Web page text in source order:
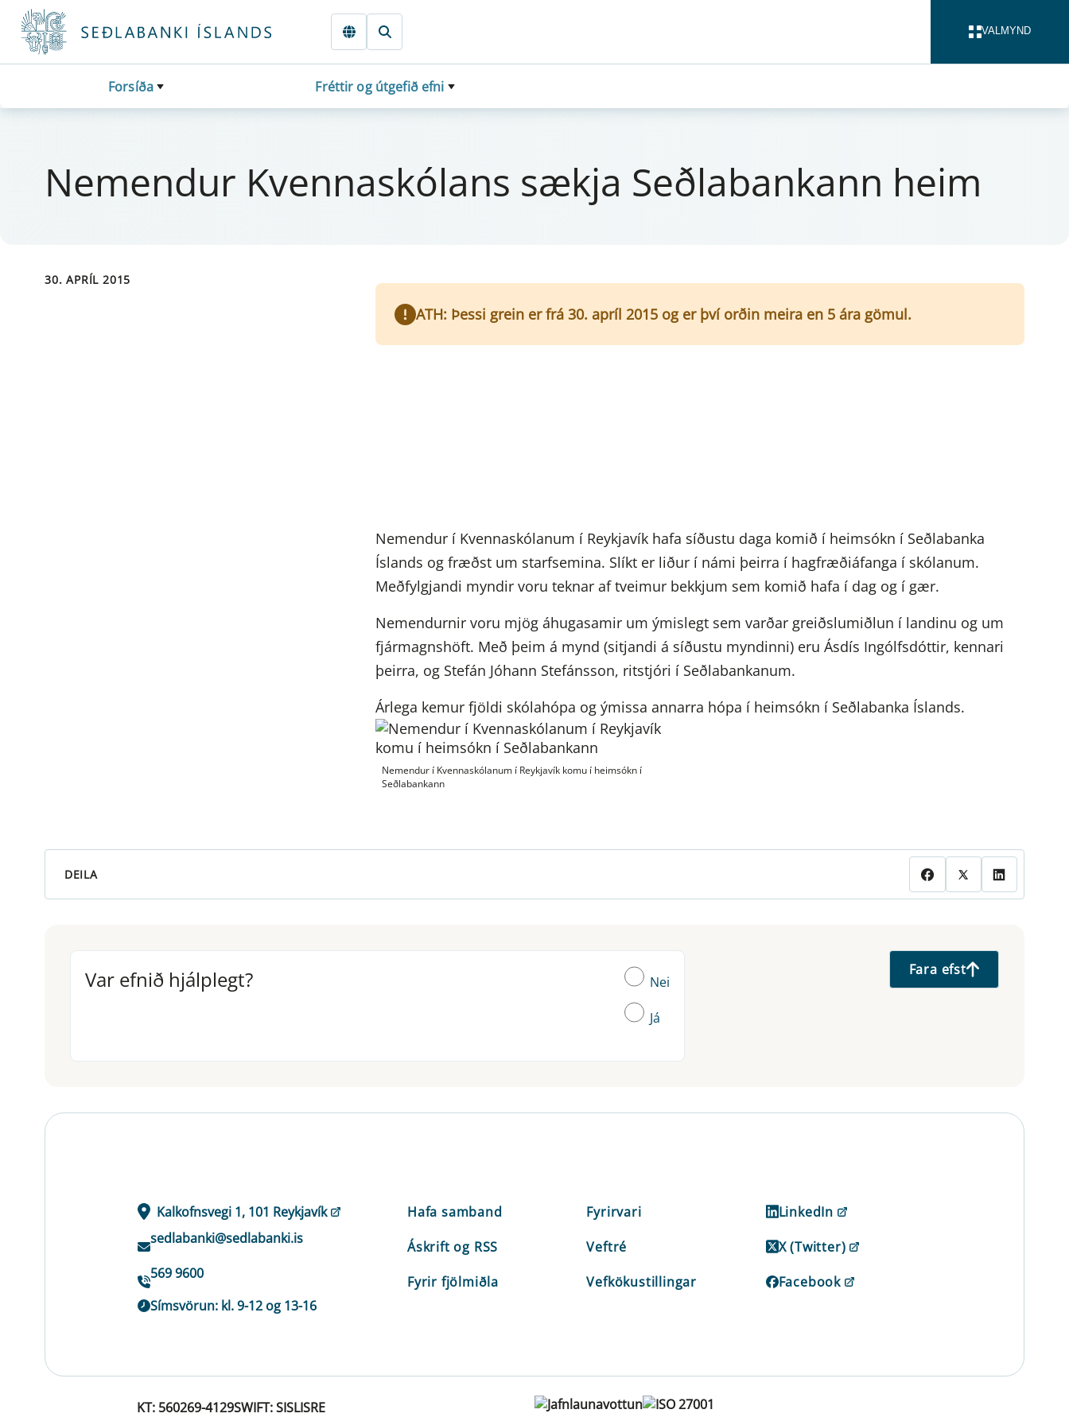
Fara beint í Meginmál
VALMYND
Forsíða Fréttir og útgefið efni
Nem­end­ur Kvennaskól­ans sækja Seðlab­ank­ann heim
30. APRÍL 2015
ATH: Þessi grein er frá 30. apríl 2015 og er því orðin meira en 5 ára gömul.
Nemendur í Kvennaskólanum í Reykjavík hafa síðustu daga komið í heimsókn í Seðlabanka
Íslands og fræðst um starfsemina. Slíkt er liður í námi þeirra í hagfræðiáfanga í skólanum.
Meðfylgjandi myndir voru teknar af tveimur bekkjum sem komið hafa í dag og í gær.
Nemendurnir voru mjög áhugasamir um ýmislegt sem varðar greiðslumiðlun í landinu og um
fjármagnshöft. Með þeim á mynd (sitjandi á síðustu myndinni) eru Ásdís Ingólfsdóttir, kennari
þeirra, og Stefán Jóhann Stefánsson, ritstjóri í Seðlabankanum.
Árlega kemur fjöldi skólahópa og ýmissa annarra hópa í heimsókn í Seðlabanka Íslands.
Nemendur í Kvennaskólanum í Reykjavík komu í heimsókn í
Seðlabankann
DEILA
Var efnið hjálplegt?
Var efnið hjálplegt? Nei
Já
Fara efst
Kalkofnsvegi 1, 101 Reykjavík
sedlabanki@sedlabanki.is
569 9600
Símsvörun: kl. 9-12 og 13-16
Hafa samband
Áskrift og RSS
Fyrir fjölmiðla
Fyrirvari
Veftré
Vefkökustillingar
LinkedIn
X (Twitter)
Facebook
KT: 560269-4129SWIFT: SISLISRE